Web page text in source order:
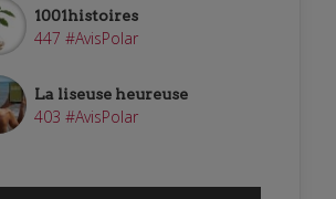
1001histoires
447 #AvisPolar
La liseuse heureuse
403 #AvisPolar